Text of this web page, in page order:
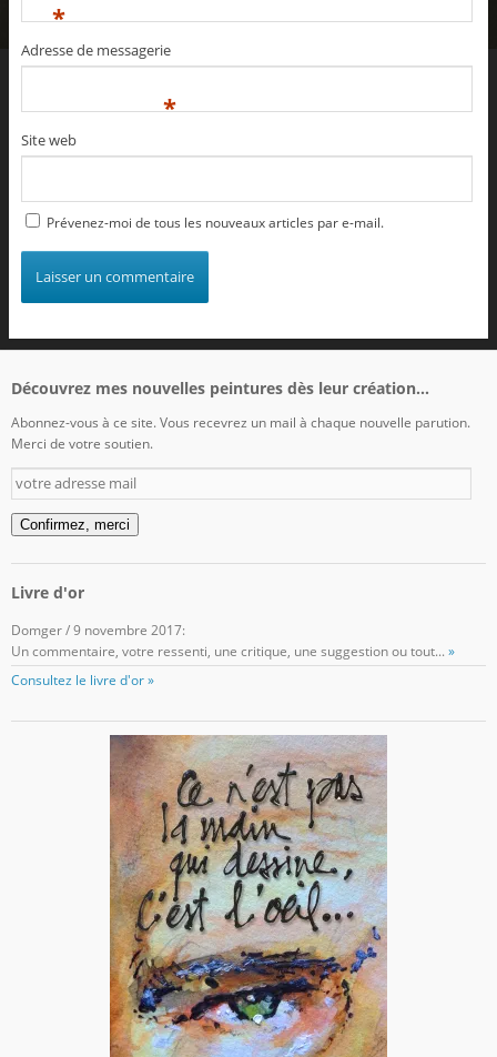
*
Adresse de messagerie
*
Site web
Prévenez-moi de tous les nouveaux articles par e-mail.
Découvrez mes nouvelles peintures dès leur création...
Abonnez-vous à ce site. Vous recevrez un mail à chaque nouvelle parution.
Merci de votre soutien.
votre
adresse
mail
Confirmez, merci
Livre d'or
Domger/9 novembre 2017:
Un commentaire, votre ressenti, une critique, une suggestion ou tout... »
Consultez le livre d'or »